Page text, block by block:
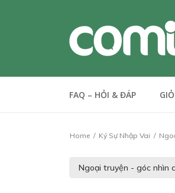
FAQ – HỎI & ĐÁP
Home Ký Sự Nhập Vai